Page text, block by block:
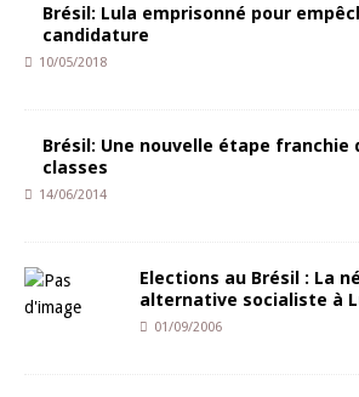
Brésil: Lula emprisonné pour
candidature
10/05/2018
Brésil: Une nouvelle étape franchie
classes
14/06/2014
Elections au Brésil : La
alternative socialiste à
01/09/2006